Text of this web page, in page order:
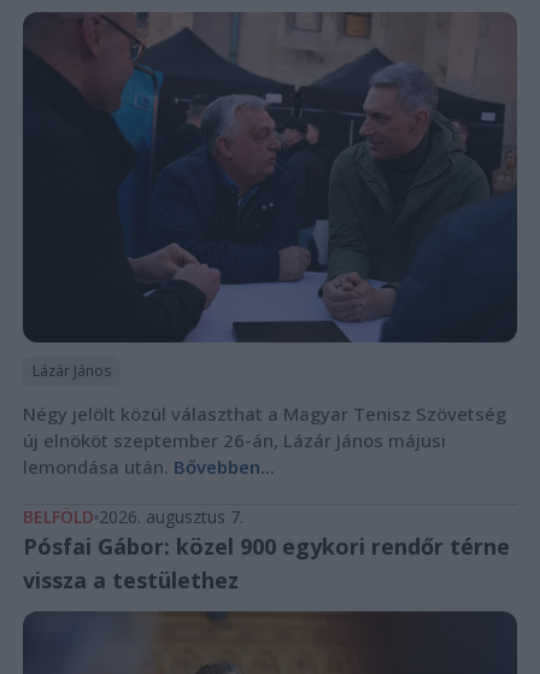
Lázár János
Négy jelölt közül választhat a Magyar Tenisz Szövetség
új elnököt szeptember 26-án, Lázár János májusi
lemondása után. Bővebben...
BELFÖLD 2026. augusztus 7.
Pósfai Gábor: közel 900 egykori rendőr térne
vissza a testülethez